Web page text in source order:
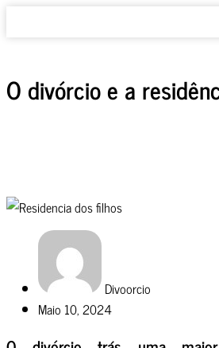
O divórcio e a
Divoorcio
Maio 10, 2024